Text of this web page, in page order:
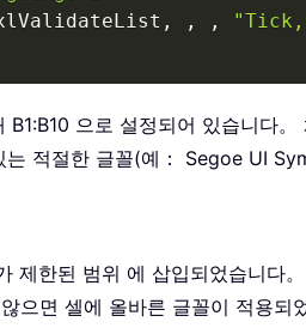
, , ,
으로 설정되어 있습니다
적절한 글꼴(예： Segoe UI
제한된 범위 에 삽입되었습니
으면 셀에 올바른 글꼴이 적용되